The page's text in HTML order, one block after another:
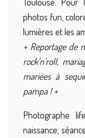
photos fun,
lumières et les
+ Reportage de
rock’n’roll,
mariées à
pampa ! +
Photographe
naissance,